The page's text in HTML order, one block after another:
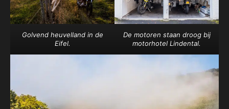
Golvend heuvelland in de
Eifel.
De motoren staan droog bij
motorhotel Lindental.